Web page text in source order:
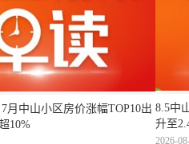
月中山小区房价涨幅TOP10出
10%
8.5中
升至
2026-